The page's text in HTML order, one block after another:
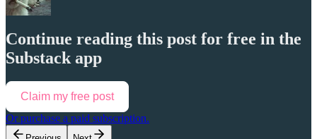
Continue reading this post for free in the
Substack app
Claim my free post
Or purchase a paid subscription.